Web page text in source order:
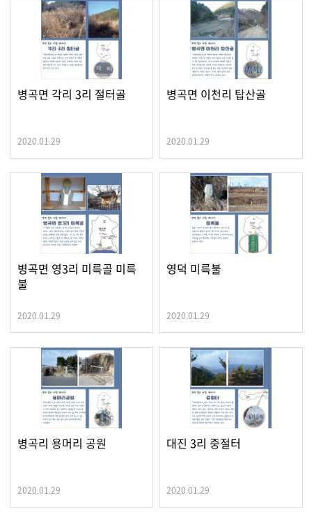
병곡면 각리 3리 절터골
2020.01.29
병곡면 이천리 탑산골
2020.01.29
병곡면 영3리 미륵골 미륵
불
2020.01.29
영덕 미륵불
2020.01.29
병곡리 용머리 공원
2020.01.29
대진 3리 중절터
2020.01.29